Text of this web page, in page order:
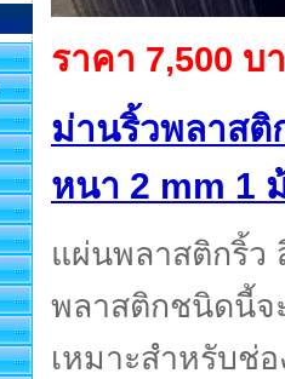
ราคา 7,500 บ
ม่านริ้วพลาสติ
หนา 2 mm 1
แผ่นพลาสติกริ้ว
พลาสติกชนิดนี้จ
เหมาะสำหรับช่